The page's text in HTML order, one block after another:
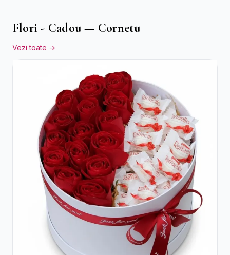
Flori - Cadou — Cornetu
Vezi toate →